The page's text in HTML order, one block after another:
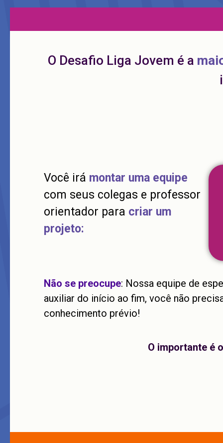
O Desafio Liga Jovem é a
Você irá montar uma equipe
com seus colegas e professor
orientador para criar um
projeto:
Não se preocupe: Nossa equipe de
auxiliar do início ao fim, você não
conhecimento prévio!
O importante é